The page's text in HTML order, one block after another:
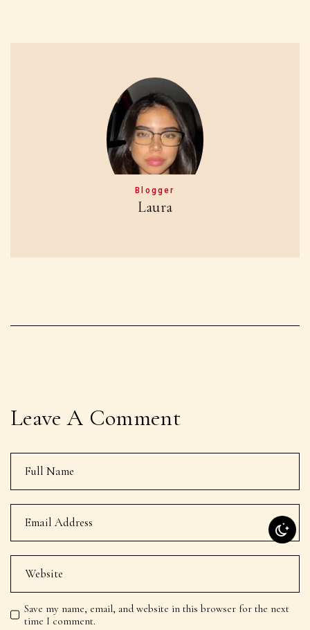
Blogger
Laura
Leave A Comment
Save my name, email, and website in this browser for the next
time I comment.